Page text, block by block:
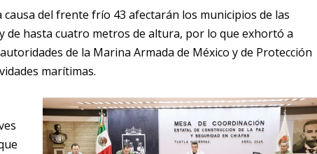
del frente frío 43 afectarán los municipios de las
de hasta cuatro metros de altura, por lo que exhortó a
de la Marina Armada de México y de Protección
marítimas.